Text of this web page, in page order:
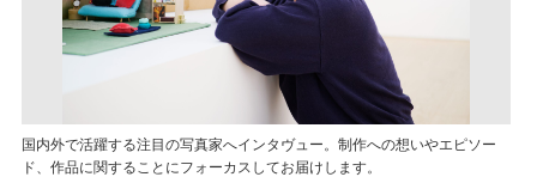
国内外で活躍する注目の写真家へインタヴュー。制作への想いやエピソー
ド、作品に関することにフォーカスしてお届けします。